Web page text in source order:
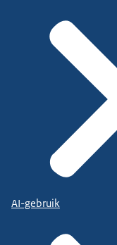
AI-gebruik